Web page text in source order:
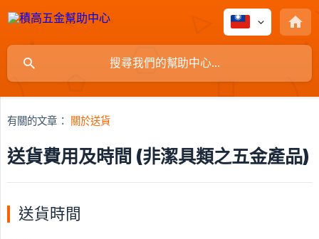
有關的文章： 關於送貨
送貨費用及時間 (非潔具類之五金產品)
送貨時間